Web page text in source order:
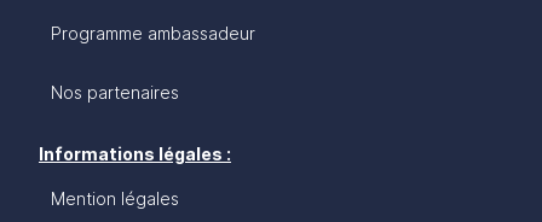
Programme ambassadeur
Nos partenaires
Informations légales :
Mention légales